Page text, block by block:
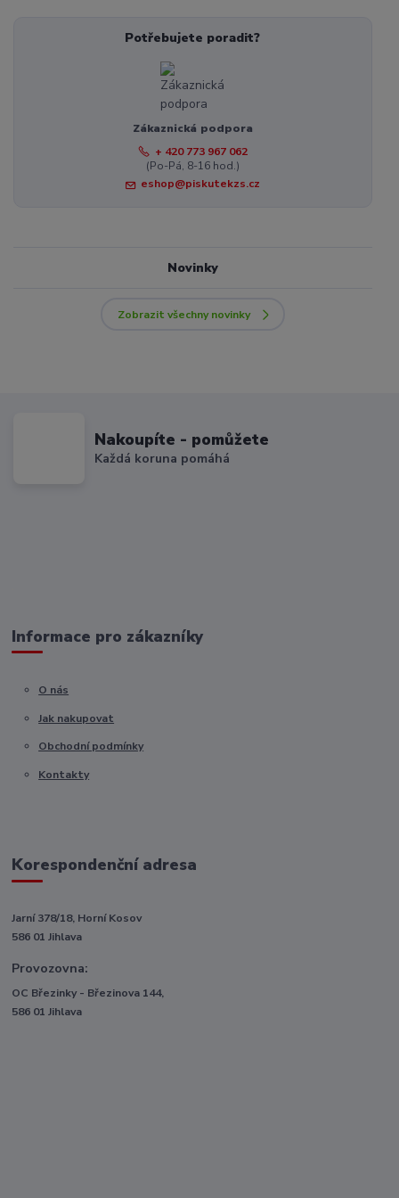
Potřebujete poradit?
Zákaznická podpora
+ 420 773 967 062
(Po-Pá, 8-16 hod.)
eshop@piskutekzs.cz
Novinky
Zobrazit všechny novinky
Nakoupíte - pomůžete
Každá koruna pomáhá
Informace pro zákazníky
O nás
Jak nakupovat
Obchodní podmínky
Kontakty
Korespondenční adresa
Jarní 378/18, Horní Kosov
586 01 Jihlava
Provozovna:
OC Březinky - Březinova 144,
586 01 Jihlava